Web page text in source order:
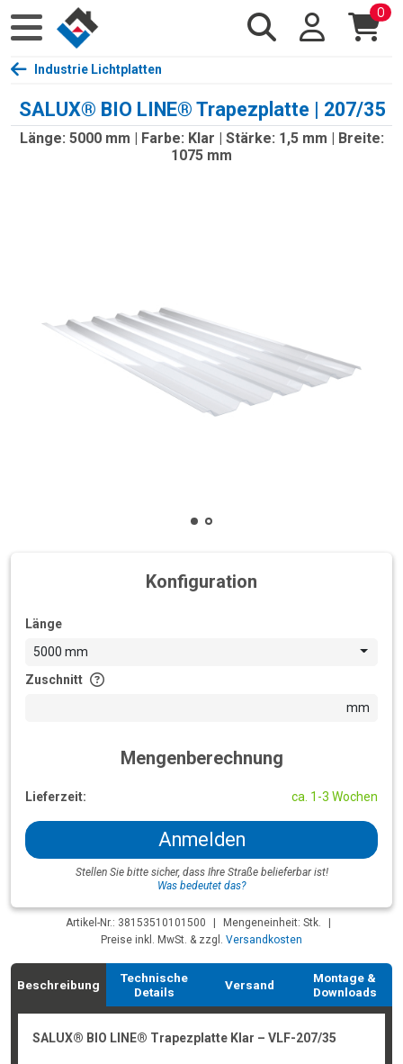
0
Industrie Lichtplatten
SALUX® BIO LINE® Trapezplatte | 207/35
Länge: 5000 mm | Farbe: Klar | Stärke: 1,5 mm | Breite:
1075 mm
Konfiguration
Länge
5000 mm
Zuschnitt
mm
Mengenberechnung
Lieferzeit: ca. 1-3 Wochen
Anmelden
Stellen Sie bitte sicher, dass Ihre Straße belieferbar ist!
Was bedeutet das?
Artikel-Nr.: 38153510101500 Mengeneinheit: Stk.
Preise inkl. MwSt. & zzgl. Versandkosten
Beschreibung
Technische
Details
Versand
Montage &
Downloads
SALUX® BIO LINE® Trapezplatte Klar – VLF-207/35